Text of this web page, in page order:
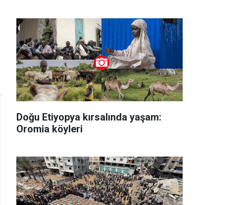
Doğu Etiyopya kırsalında yaşam:
Oromia köyleri